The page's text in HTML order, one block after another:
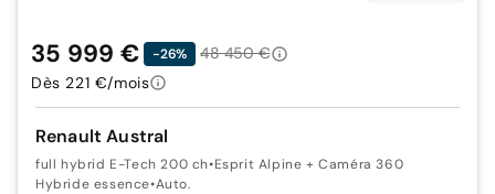
Renault Austral
full hybrid E-Tech 200 ch•Esprit Alpine + Caméra 360
Hybride essence•Auto.
35 999 € -26%
48 450 €
Dès 221 €/mois